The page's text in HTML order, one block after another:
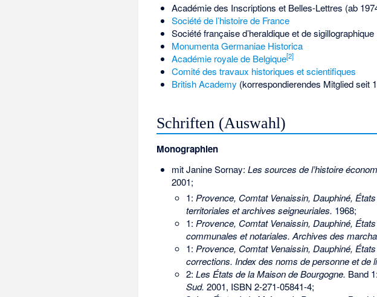
Académie des Inscriptions et Belles-Lettres (ab
Société de l’histoire de France
Société française d’heraldique et de sigillographique
Monumenta Germaniae Historica
Académie royale de Belgique[2]
Comité des travaux historiques et scientifiques
British Academy (korrespondierendes Mitglied seit
Schriften (Auswahl)
Monographien
mit Janine Sornay: Les sources de l’histoire
2001;
1: Provence, Comtat Venaissin, Dauphiné,
territoriales et archives seigneuriales. 1968;
1: Provence, Comtat Venaissin, Dauphiné,
communales et notariales. Archives des
1: Provence, Comtat Venaissin, Dauphiné,
corrections. Index des noms de personne et de
2: Les États de la Maison de Bourgogne. Band 1:
Sud. 2001, ISBN 2-271-05841-4;